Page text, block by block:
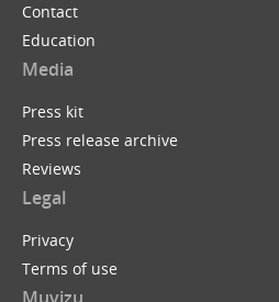
Contact
Education
Media
Press kit
Press release archive
Reviews
Legal
Privacy
Terms of use